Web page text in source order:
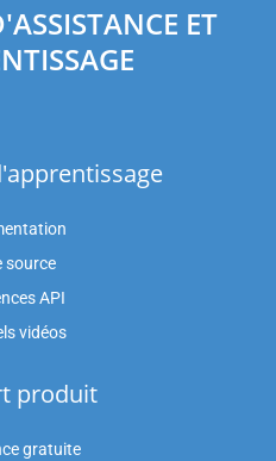
ET
source
API
vidéos
produit
gratuite